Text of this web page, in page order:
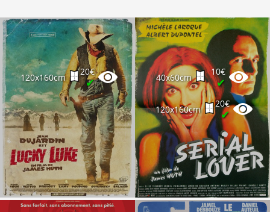
120x160cm
20€
✔ 40x60cm
10€
✔
120x160cm
20€
✔